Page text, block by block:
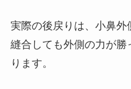
実際の後戻りは、小鼻外
縫合しても外側の力が勝
ります。